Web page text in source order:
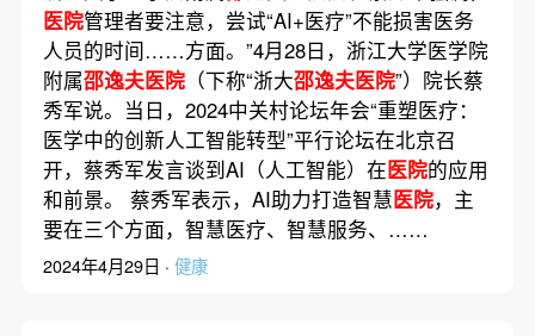
医院管理者要注意，尝试“AI+医疗”不能损害医务
人员的时间……方面。”4月28日，浙江大学医学院
附属邵逸夫医院（下称“浙大邵逸夫医院”）院长蔡
秀军说。当日，2024中关村论坛年会“重塑医疗：
医学中的创新人工智能转型”平行论坛在北京召
开，蔡秀军发言谈到AI（人工智能）在医院的应用
和前景。 蔡秀军表示，AI助力打造智慧医院，主
要在三个方面，智慧医疗、智慧服务、……
2024年4月29日 · 健康